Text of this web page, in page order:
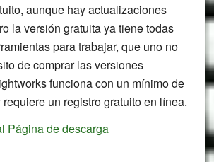
aunque hay actualizaciones
la versión gratuita ya tiene todas
para trabajar, que uno no
de comprar las versiones
funciona con un mínimo de
un registro gratuito en línea.
Página de descarga